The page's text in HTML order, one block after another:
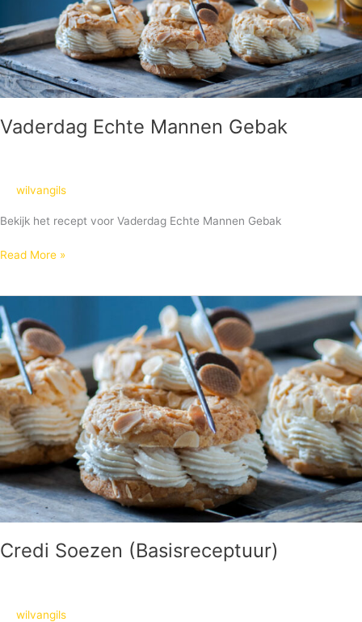
Vaderdag Echte Mannen Gebak
wilvangils
Bekijk het recept voor Vaderdag Echte Mannen Gebak
Read More »
Credi Soezen (Basisreceptuur)
wilvangils
Credi
Soezen
(Basisreceptuur)